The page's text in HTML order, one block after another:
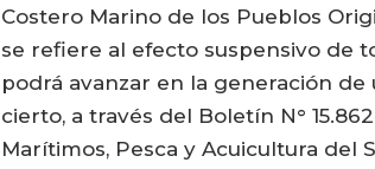
Costero Marino de los Pueblos
se refiere al efecto suspensivo de
podrá avanzar en la generación
cierto, a través del Boletín N°
Marítimos, Pesca y Acuicultura del